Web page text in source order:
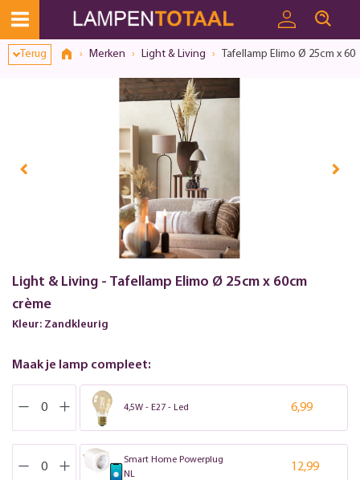
Terug Merken Light & Living Tafellamp Elimo Ø 25cm x
Light & Living - Tafellamp Elimo Ø 25cm x 60cm
crème
Kleur: Zandkleurig
Maak je lamp compleet:
4,5W - E27 - Led 6,99
Smart Home Powerplug
NL
12,99